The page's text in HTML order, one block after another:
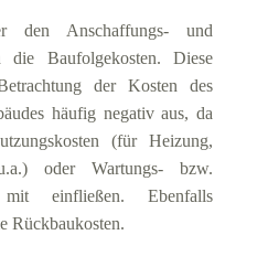
den Anschaffungs- und
die Baufolgekosten. Diese
der Kosten des
häufig negativ aus, da
(für Heizung,
oder Wartungs- bzw.
mit einfließen. Ebenfalls
Rückbaukosten.